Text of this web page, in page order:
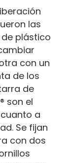
las
plástico
con un
de los
de
son el
a
Se fijan
con dos